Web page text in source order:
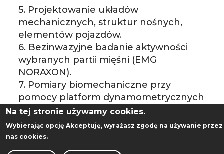
5. Projektowanie układów
mechanicznych, struktur nośnych,
elementów pojazdów.
6. Bezinwazyjne badanie aktywności
wybranych partii mięśni (EMG
NORAXON).
7. Pomiary biomechaniczne przy
pomocy platform dynamometrycznych
(AMTI BP400600), m.in. badanie chodu,
biegu, wyskoków itp.
8. Badanie parametrów
kinematycznych dowolnego ruchu
Na tej stronie używamy cookies.
Wybierając opcjęAkceptuję, wyrażasz zgodę na używanie przez
nas cookies.